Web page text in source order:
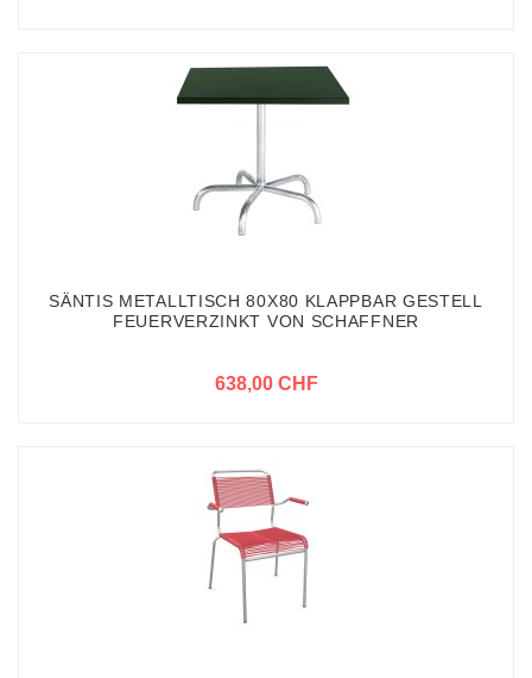
SÄNTIS METALLTISCH 80X80 KLAPPBAR GESTELL
FEUERVERZINKT VON SCHAFFNER
638,00 CHF